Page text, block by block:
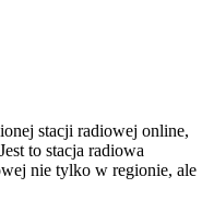
stacji radiowej online,
to stacja radiowa
nie tylko w regionie, ale